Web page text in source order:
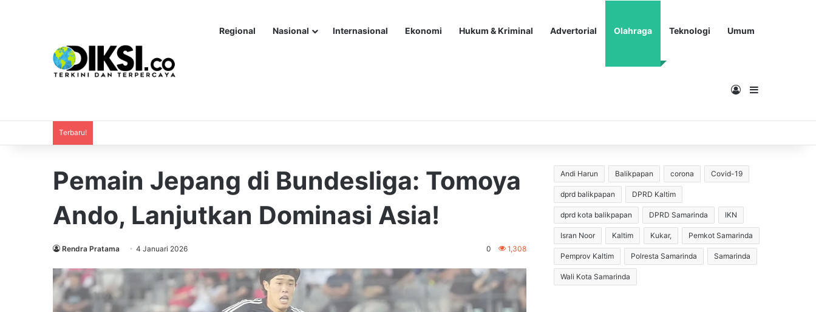
Regional Nasional Internasional Ekonomi Hukum & Kriminal Advertorial Olahraga Teknologi Umum
MasukSidebar
Terbaru!
Pemain Jepang di Bundesliga: Tomoya
Ando, Lanjutkan Dominasi Asia!
Rendra Pratama 4 Januari 2026 0 1,308
Andi Harun Balikpapan corona Covid-19
dprd balikpapan DPRD Kaltim
dprd kota balikpapan DPRD Samarinda IKN
Isran Noor Kaltim Kukar, Pemkot Samarinda
Pemprov Kaltim Polresta Samarinda Samarinda
Wali Kota Samarinda